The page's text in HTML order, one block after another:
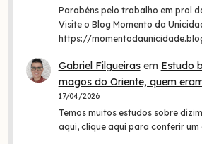
Parabéns pelo trabalho em prol
Visite o Blog Momento da
https://
Gabriel Filgueirasem Estudo
magos do Oriente, quem
17/04/2026
Temos muitos estudos sobre
aqui, clique aqui para conferir um